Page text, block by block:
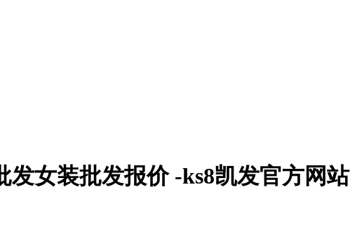
女装批发报价 -ks8凯发官方网站